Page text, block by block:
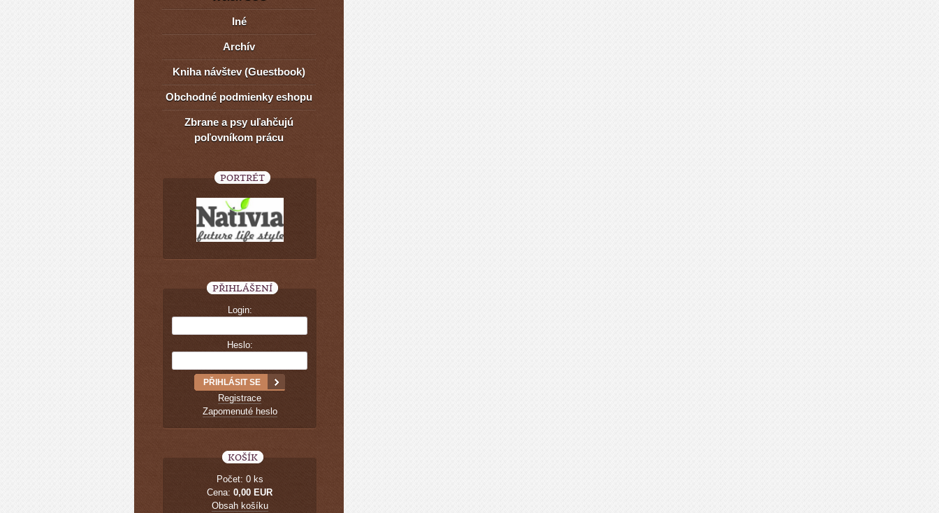
Iné
Archív
Kniha návštev (Guestbook)
Obchodné podmienky eshopu
Zbrane a psy uľahčujú
poľovníkom prácu
PORTRÉT
PŘIHLÁŠENÍ
Login:
Heslo:
Registrace
Zapomenuté heslo
KOŠÍK
Počet: 0 ks
Cena: 0,00 EUR
Obsah košíku